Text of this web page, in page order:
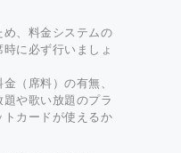
、料金システムの
に必ず行いましょ
（席料）の有無、
や歌い放題のプラ
カードが使えるか